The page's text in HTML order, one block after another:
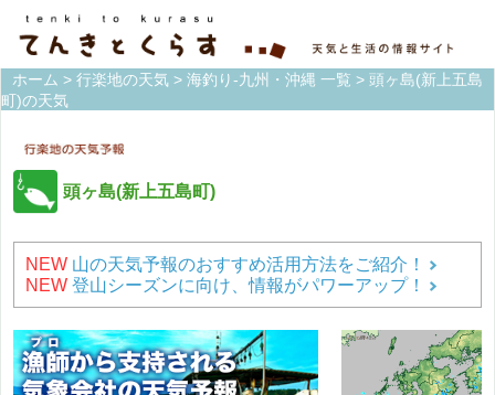
ホーム > 行楽地の天気 > 海釣り-九州・沖縄 一覧 > 頭ヶ島(新上五島
町)の天気
頭ヶ島(新上五島町)
NEW 山の天気予報のおすすめ活用方法をご紹介！
NEW 登山シーズンに向け、情報がパワーアップ！